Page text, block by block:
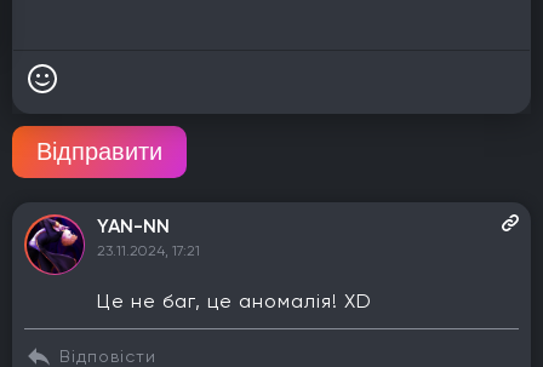
Відправити
YAN-NN
23.11.2024, 17:21
Це не баг, це аномалія! XD
Відповісти